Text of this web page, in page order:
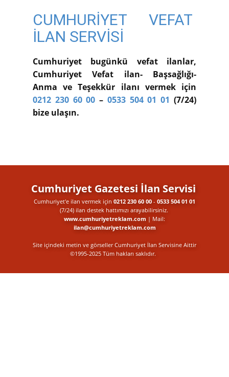
CUMHURİYET VEFAT
İLAN SERVİSİ
Cumhuriyet bugünkü vefat ilanlar,
Cumhuriyet Vefat ilan- Başsağlığı-
Anma ve Teşekkür ilanı vermek için
0212 230 60 00 – 0533 504 01 01 (7/24)
bize ulaşın.
Cumhuriyet Gazetesi İlan Servisi
Cumhuriyet'e ilan vermek için 0212 230 60 00 - 0533 504 01 01
(7/24) ilan destek​ hattımızı arayabilirsiniz.
www.cumhuriyetreklam.com | Mail:
ilan@cumhuriyetreklam.com
Site içindeki metin ve görseller Cumhuriyet İlan Servisine Aittir
©1995-2025 Tüm hakları saklıdır.